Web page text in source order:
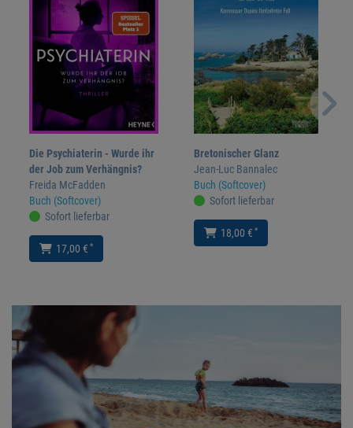
Die Psychiaterin - Wurde ihr
der Job zum Verhängnis?
Freida McFadden
Buch (Softcover)
Sofort lieferbar
17,00 € *
Bretonischer Glanz
Jean-Luc Bannalec
Buch (Softcover)
Sofort lieferbar
18,00 € *